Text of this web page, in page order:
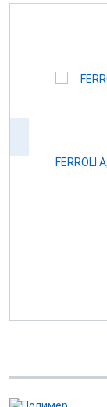
FERROLI Адаптер для дыма Ø 80/80 (для Vitabel